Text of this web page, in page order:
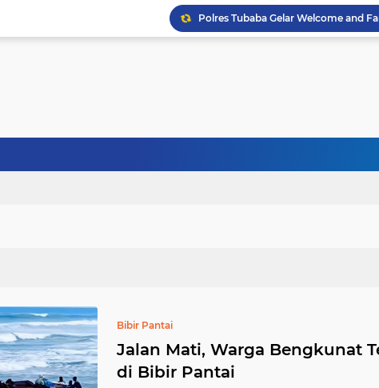
Bibir Pantai
Jalan Mati, Warga Bengkunat
di Bibir Pantai